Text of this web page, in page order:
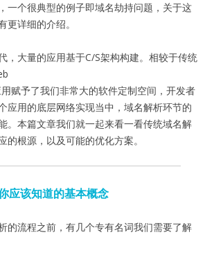
一个很典型的例子即域名劫持问题，关于这
更详细的介绍。
，大量的应用基于C/S架构构建。相较于传统
赋予了我们非常大的软件定制空间，开发者
应用的底层网络实现当中，域名解析环节的
。本篇文章我们就一起来看一看传统域名解
的根源，以及可能的优化方案。
应该知道的基本概念
的流程之前，有几个专有名词我们需要了解